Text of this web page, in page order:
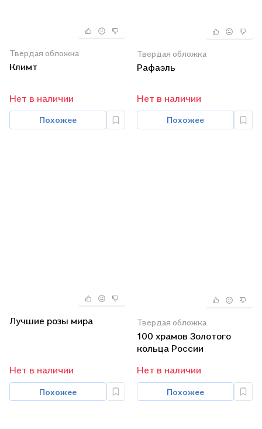
Твердая обложка
Климт
Нет в наличии
Похожее
Твердая обложка
Рафаэль
Нет в наличии
Похожее
Лучшие розы мира
Нет в наличии
Похожее
Твердая обложка
100 храмов Золотого
кольца России
Нет в наличии
Похожее